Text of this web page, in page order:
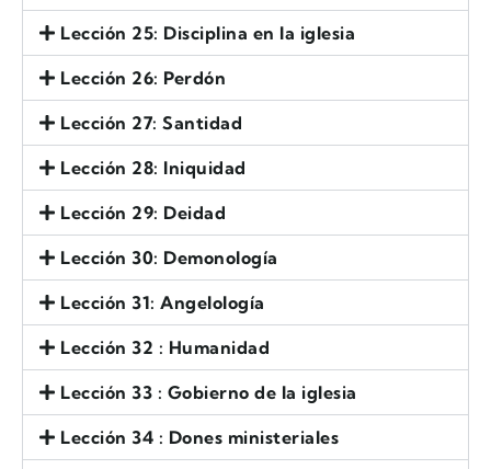
Lección 25: Disciplina en la iglesia
Lección 26: Perdón
Lección 27: Santidad
Lección 28: Iniquidad
Lección 29: Deidad
Lección 30: Demonología
Lección 31: Angelología
Lección 32 : Humanidad
Lección 33 : Gobierno de la iglesia
Lección 34 : Dones ministeriales